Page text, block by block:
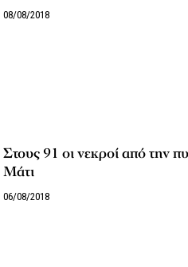
08/08/2018
Στους 91 οι νεκροί από την
Μάτι
06/08/2018